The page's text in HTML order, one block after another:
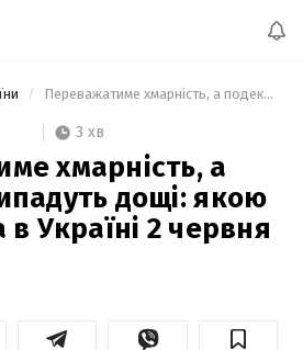
Переважатиме хмарність, а подекуди випадуть дощі: якою буде погода в Україні 2 червня
3 хв
хмарність, а
дощі: якою
в Україні 2 червня